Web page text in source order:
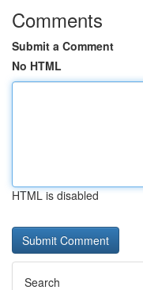
Comments
Submit a Comment
No HTML
HTML is disabled
Search